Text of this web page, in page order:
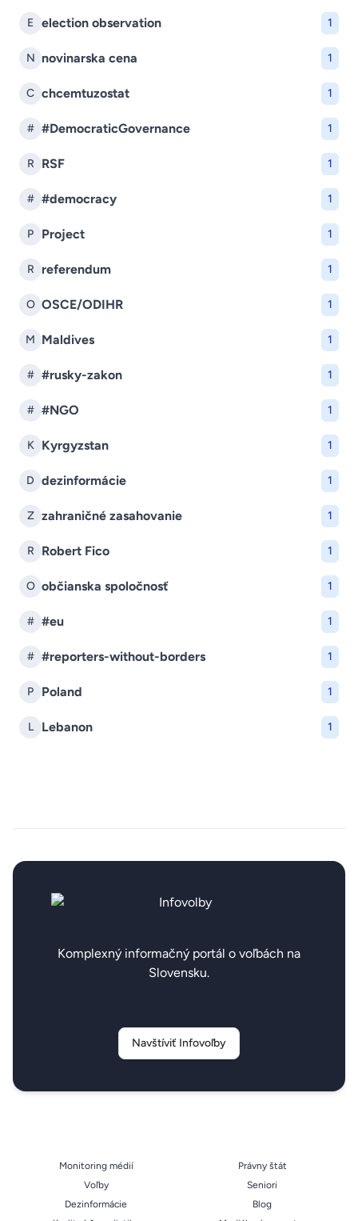
E election observation 1
N novinarska cena 1
C chcemtuzostat 1
# #DemocraticGovernance 1
R RSF 1
# #democracy 1
P Project 1
R referendum 1
O OSCE/ODIHR 1
M Maldives 1
# #rusky-zakon 1
# #NGO 1
K Kyrgyzstan 1
D dezinformácie 1
Z zahraničné zasahovanie 1
R Robert Fico 1
O občianska spoločnosť 1
# #eu 1
# #reporters-without-borders 1
P Poland 1
L Lebanon 1
Komplexný informačný portál o voľbách na
Slovensku.
Navštíviť Infovoľby
Monitoring médií
Voľby
Dezinformácie
Právny štát
Seniori
Blog